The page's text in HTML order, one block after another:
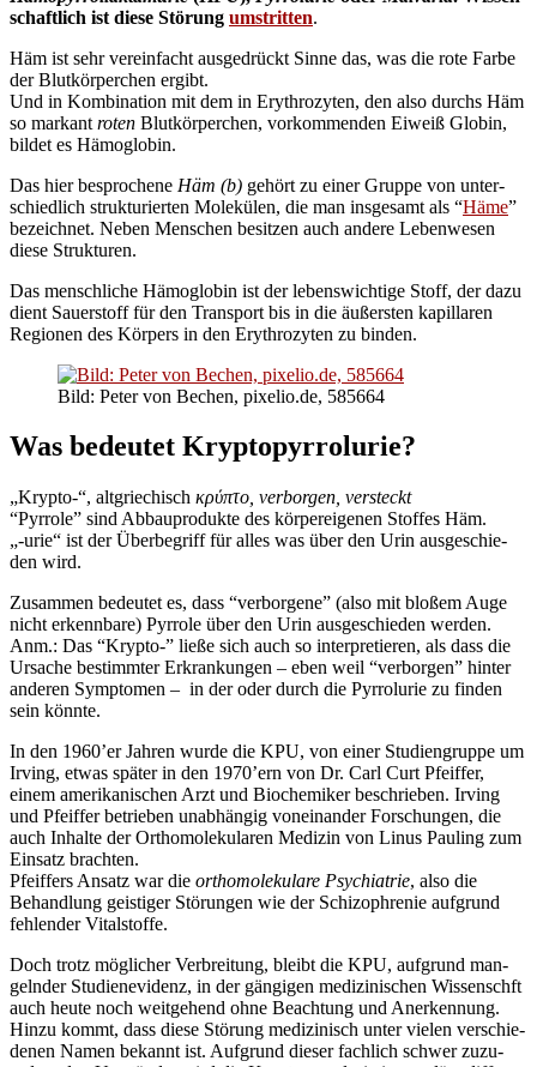
schaft­lich ist die­se Stö­rung umstrit­ten.
Häm ist sehr ver­ein­facht aus­ge­drückt Sin­ne das, was die rote Far­be
der Blut­kör­per­chen ergibt.
Und in Kom­bi­na­ti­on mit dem in Ery­thro­zy­ten, den also durchs Häm
so mar­kant roten Blut­kör­per­chen, vor­kom­men­den Eiweiß Glo­bin,
bil­det es Hämoglobin.
Das hier bespro­che­ne Häm (b) gehört zu einer Grup­pe von unter­
schied­lich struk­tu­rier­ten Mole­kü­len, die man ins­ge­samt als “Häme”
bezeich­net. Neben Men­schen besit­zen auch ande­re Leben­we­sen
die­se Strukturen.
Das mensch­li­che Hämo­glo­bin ist der lebens­wich­ti­ge Stoff, der dazu
dient Sau­er­stoff für den Trans­port bis in die äußers­ten kapil­la­ren
Regio­nen des Kör­pers in den Ery­thro­zy­ten zu binden.
Bild: Peter von Bechen, pixelio.de, 585664
Was bedeutet Kryptopyrrolurie?
„Kryp­to-“, alt­grie­chisch κρύπτο, ver­bor­gen, ver­steckt
“Pyr­ro­le” sind Abbau­pro­duk­te des kör­per­ei­ge­nen Stof­fes Häm.
„-urie“ ist der Über­be­griff für alles was über den Urin aus­ge­schie­
den wird.
Zusam­men bedeu­tet es, dass “ver­bor­ge­ne” (also mit blo­ßem Auge
nicht erkenn­ba­re) Pyr­ro­le über den Urin aus­ge­schie­den wer­den.
Anm.: Das “Kryp­to-” lie­ße sich auch so inter­pre­tie­ren, als dass die
Ursa­che bestimm­ter Erkran­kun­gen – eben weil “ver­bor­gen” hin­ter
ande­ren Sym­pto­men – in der oder durch die Pyr­ro­lu­rie zu fin­den
sein könnte.
In den 1960’er Jah­ren wur­de die KPU, von einer Stu­di­en­grup­pe um
Irving, etwas spä­ter in den 1970’ern von Dr. Carl Curt Pfeif­fer,
einem ame­ri­ka­ni­schen Arzt und Bio­che­mi­ker beschrie­ben. Irving
und Pfeif­fer betrie­ben unab­hän­gig von­ein­an­der For­schun­gen, die
auch Inhal­te der Ortho­mo­le­ku­la­ren Medi­zin von Linus Pau­ling zum
Ein­satz brach­ten.
Pfeif­fers Ansatz war die ortho­mo­le­ku­la­re Psych­ia­trie, also die
Behand­lung geis­ti­ger Stö­run­gen wie der Schi­zo­phre­nie auf­grund
feh­len­der Vitalstoffe.
Doch trotz mög­li­cher Ver­brei­tung, bleibt die KPU, auf­grund man­
geln­der Stu­di­en­evi­denz, in der gän­gi­gen medi­zi­ni­schen Wis­senschft
auch heu­te noch weit­ge­hend ohne Beach­tung und Aner­ken­nung.
Hin­zu kommt, dass die­se Stö­rung medi­zi­nisch unter vie­len ver­schie­
de­nen Namen bekannt ist. Auf­grund die­ser fach­lich schwer zuzu­